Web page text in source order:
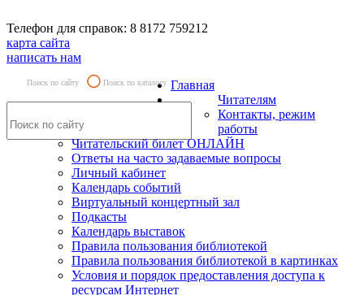
Телефон для справок: 8 8172 759212
карта сайта
написать нам
Поиск по сайту Поиск по каталогу Главная
Читателям
Контакты, режим
работы
Читательский билет ОНЛАЙН
Ответы на часто задаваемые вопросы
Личный кабинет
Календарь событий
Виртуальный концертный зал
Подкасты
Календарь выставок
Правила пользования библиотекой
Правила пользования библиотекой в картинках
Условия и порядок предоставления доступа к
ресурсам Интернет